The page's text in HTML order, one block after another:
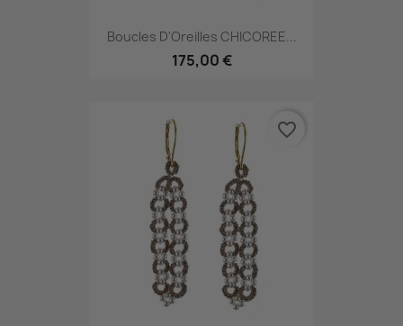
Boucles D'Oreilles CHICOREE...
175,00 €
favorite_border